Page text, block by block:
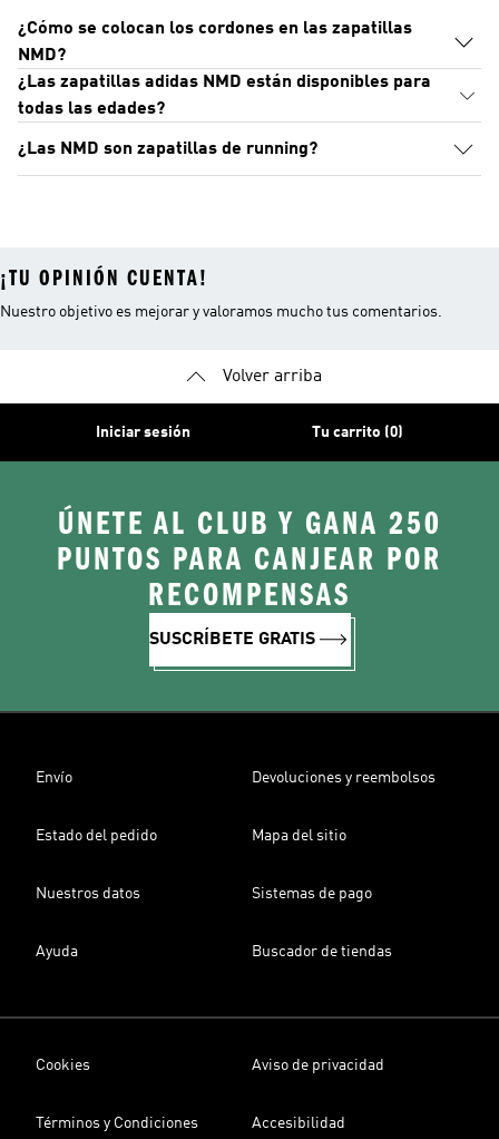
¿Cómo se colocan los cordones en las zapatillas
NMD?
¿Las zapatillas adidas NMD están disponibles para
todas las edades?
¿Las NMD son zapatillas de running?
¡TU OPINIÓN CUENTA!
Nuestro objetivo es mejorar y valoramos mucho tus comentarios.
Volver arriba
Iniciar sesión Tu carrito (0)
ÚNETE AL CLUB Y GANA 250
PUNTOS PARA CANJEAR POR
RECOMPENSAS
SUSCRÍBETE GRATIS
Envío Devoluciones y reembolsos
Estado del pedido Mapa del sitio
Nuestros datos Sistemas de pago
Ayuda Buscador de tiendas
Cookies Aviso de privacidad
Términos y Condiciones Accesibilidad